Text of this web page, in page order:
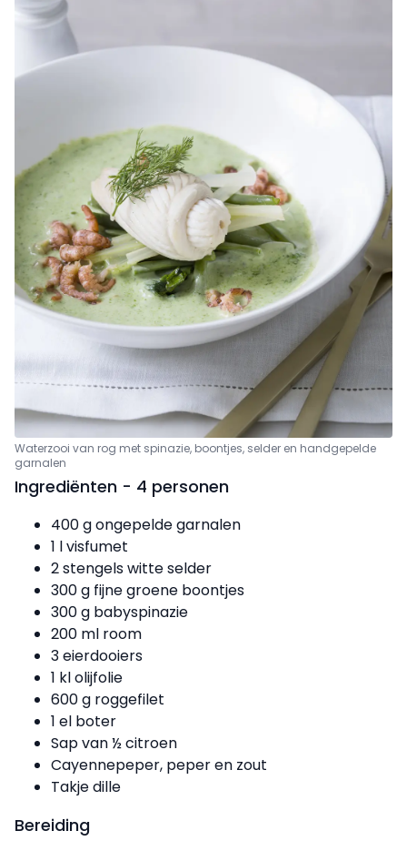
Waterzooi van rog met spinazie, boontjes, selder en handgepelde
garnalen
Ingrediënten - 4 personen
400 g ongepelde garnalen
1 l visfumet
2 stengels witte selder
300 g fijne groene boontjes
300 g babyspinazie
200 ml room
3 eierdooiers
1 kl olijfolie
600 g roggefilet
1 el boter
Sap van ½ citroen
Cayennepeper, peper en zout
Takje dille
Bereiding